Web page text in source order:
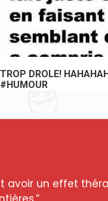
TROP DROLE!
#HUMOUR
avoir un effet